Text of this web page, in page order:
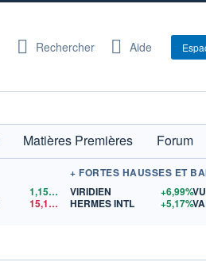
Rechercher Aide
Matières Premières
Forum
1,1524
$US
15,15$US
+ FORTES HAUSSES ET
VIRIDIEN
+6,99%
HERMES INTL
+5,17%